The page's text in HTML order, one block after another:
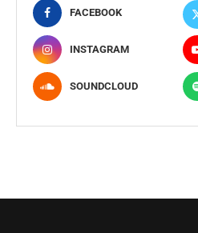
FACEBOOK
INSTAGRAM
SOUNDCLOUD